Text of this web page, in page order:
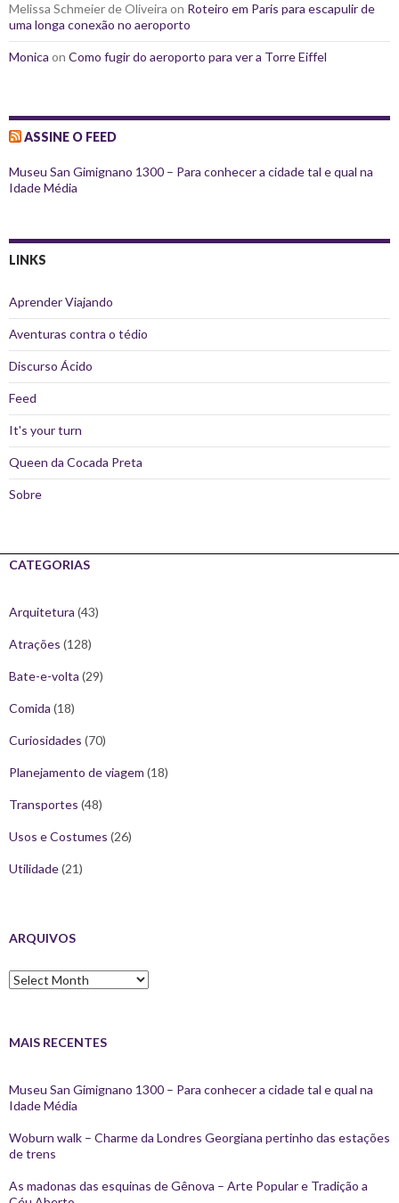
Melissa Schmeier de Oliveira on Roteiro em Paris para escapulir de
uma longa conexão no aeroporto
Monica on Como fugir do aeroporto para ver a Torre Eiffel
ASSINE O FEED
Museu San Gimignano 1300 – Para conhecer a cidade tal e qual na
Idade Média
LINKS
Aprender Viajando
Aventuras contra o tédio
Discurso Ácido
Feed
It's your turn
Queen da Cocada Preta
Sobre
CATEGORIAS
Arquitetura (43)
Atrações (128)
Bate-e-volta (29)
Comida (18)
Curiosidades (70)
Planejamento de viagem (18)
Transportes (48)
Usos e Costumes (26)
Utilidade(21)
ARQUIVOS
Arquivos
MAIS RECENTES
Museu San Gimignano 1300 – Para conhecer a cidade tal e qual na
Idade Média
Woburn walk – Charme da Londres Georgiana pertinho das estações
de trens
As madonas das esquinas de Gênova – Arte Popular e Tradição a